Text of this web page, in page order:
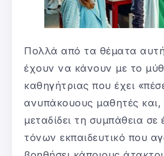
Πολλά από τα θέματα
έχουν να κάνουν με το
καθηγήτριας που έχει
ανυπάκουους μαθητές και,
μεταδίδει τη συμπάθεια
τόνων εκπαιδευτικό που